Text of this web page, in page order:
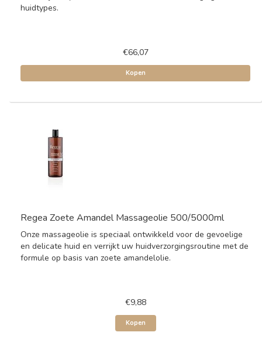
huidtypes.
€66,07
Kopen
Regea Zoete Amandel Massageolie 500/5000ml
Onze massageolie is speciaal ontwikkeld voor de gevoelige
en delicate huid en verrijkt uw huidverzorgingsroutine met de
formule op basis van zoete amandelolie.
€9,88
Kopen